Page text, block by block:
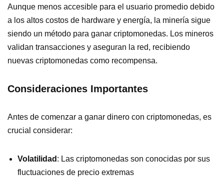
Aunque menos accesible para el usuario promedio debido
a los altos costos de hardware y energía, la minería sigue
siendo un método para ganar criptomonedas. Los mineros
validan transacciones y aseguran la red, recibiendo
nuevas criptomonedas como recompensa.
Consideraciones Importantes
Antes de comenzar a ganar dinero con criptomonedas, es
crucial considerar:
Volatilidad : Las criptomonedas son conocidas por sus
fluctuaciones de precio extremas